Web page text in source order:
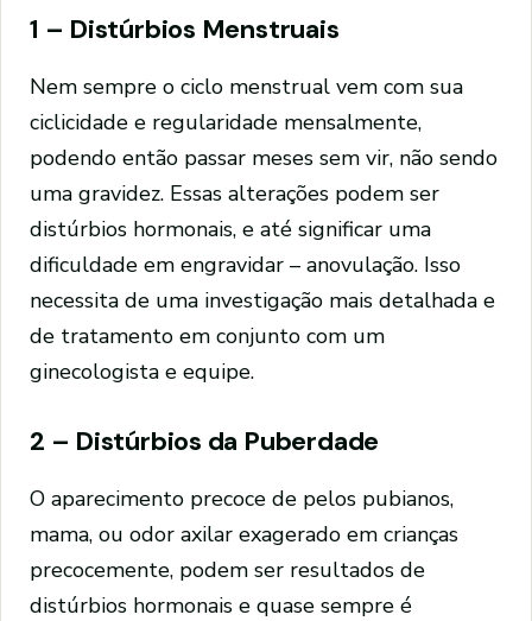
1 – Distúrbios Menstruais
Nem sempre o ciclo menstrual vem com sua
ciclicidade e regularidade mensalmente,
podendo então passar meses sem vir, não sendo
uma gravidez. Essas alterações podem ser
distúrbios hormonais, e até significar uma
dificuldade em engravidar – anovulação. Isso
necessita de uma investigação mais detalhada e
de tratamento em conjunto com um
ginecologista e equipe.
2 – Distúrbios da Puberdade
O aparecimento precoce de pelos pubianos,
mama, ou odor axilar exagerado em crianças
precocemente, podem ser resultados de
distúrbios hormonais e quase sempre é